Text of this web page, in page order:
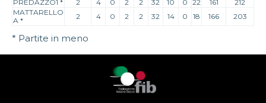
PREDAZZO1 * 2 4 0 2 2 32 10 0 22 161
212
MATTARELLO
A * 2 4 0 2 2 32 14 0 18 166 203
* Partite in meno